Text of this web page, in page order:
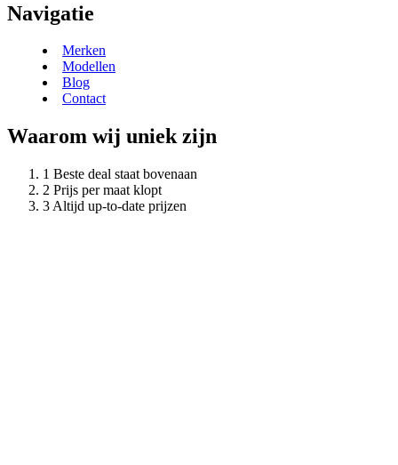
Navigatie
Merken
Modellen
Blog
Contact
Waarom wij uniek zijn
Beste deal staat bovenaan
Prijs per maat klopt
Altijd up-to-date prijzen